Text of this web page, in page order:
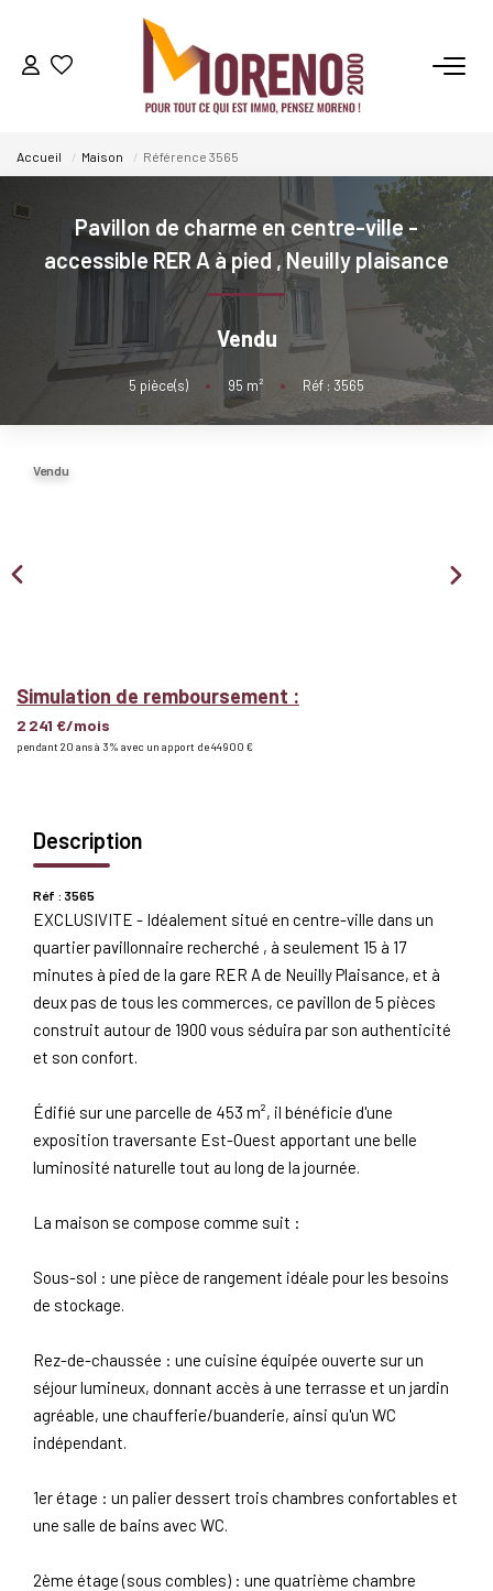
VENTES
LOCATIONS
GESTION
ESTIMATION
NOS AGENCES
Qui Sommes-Nous ?
Espace Bailleur
Espace Locataire
Accueil Maison Référence 3565
Pavillon de charme en centre-ville -
accessible RER A à pied ,Neuilly plaisance
Vendu
5 pièce(s) • 95 m² • Réf : 3565
Vendu
Simulation de remboursement :
2 241 €/mois
pendant 20 ans à 3% avec un apport de 44 900 €
Description
Réf : 3565
EXCLUSIVITE - Idéalement situé en centre-ville dans un
quartier pavillonnaire recherché , à seulement 15 à 17
minutes à pied de la gare RER A de Neuilly Plaisance, et à
deux pas de tous les commerces, ce pavillon de 5 pièces
construit autour de 1900 vous séduira par son authenticité
et son confort.
Édifié sur une parcelle de 453 m², il bénéficie d'une
exposition traversante Est-Ouest apportant une belle
luminosité naturelle tout au long de la journée.
La maison se compose comme suit :
Sous-sol : une pièce de rangement idéale pour les besoins
de stockage.
Rez-de-chaussée : une cuisine équipée ouverte sur un
séjour lumineux, donnant accès à une terrasse et un jardin
agréable, une chaufferie/buanderie, ainsi qu'un WC
indépendant.
1er étage : un palier dessert trois chambres confortables et
une salle de bains avec WC.
2ème étage (sous combles) : une quatrième chambre